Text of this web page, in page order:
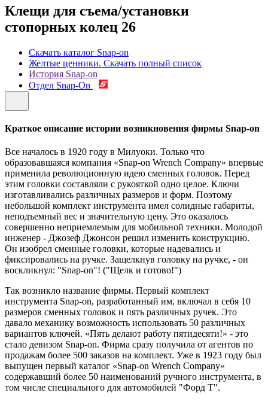
Клещи для съема/установки
стопорных колец 26
Скачать каталог Snap-on
Желтые ценники. Скачать полный список
История Snap-on
Отдел Snap-On
Краткое описание истории возникновения фирмы Snap-on
Все началось в 1920 году в Милуоки. Только что
образовавшаяся компания «Snap-on Wrench Company» впервые
применила революционную идею сменных головок. Перед
этим головки составляли с рукояткой одно целое. Ключи
изготавливались различных размеров и форм. Поэтому
небольшой комплект инструмента имел солидные габариты,
неподъемный вес и значительную цену. Это оказалось
совершенно неприемлемым для мобильной техники. Молодой
инженер - Джозеф Джонсон решил изменить конструкцию.
Он изобрел сменные головки, которые надевались и
фиксировались на ручке. Защелкнув головку на ручке, - он
воскликнул: "Snap-on"! ("Щелк и готово!")
Так возникло название фирмы. Первый комплект
инструмента Snap-on, разработанный им, включал в себя 10
размеров сменных головок и пять различных ручек. Это
давало механику возможность использовать 50 различных
вариантов ключей. «Пять делают работу пятидесяти!» - это
стало девизом Snap-on. Фирма сразу получила от агентов по
продажам более 500 заказов на комплект. Уже в 1923 году был
выпущен первый каталог «Snap-on Wrench Company»
содержавший более 50 наименований ручного инструмента, в
том числе специального для автомобилей "Форд Т".